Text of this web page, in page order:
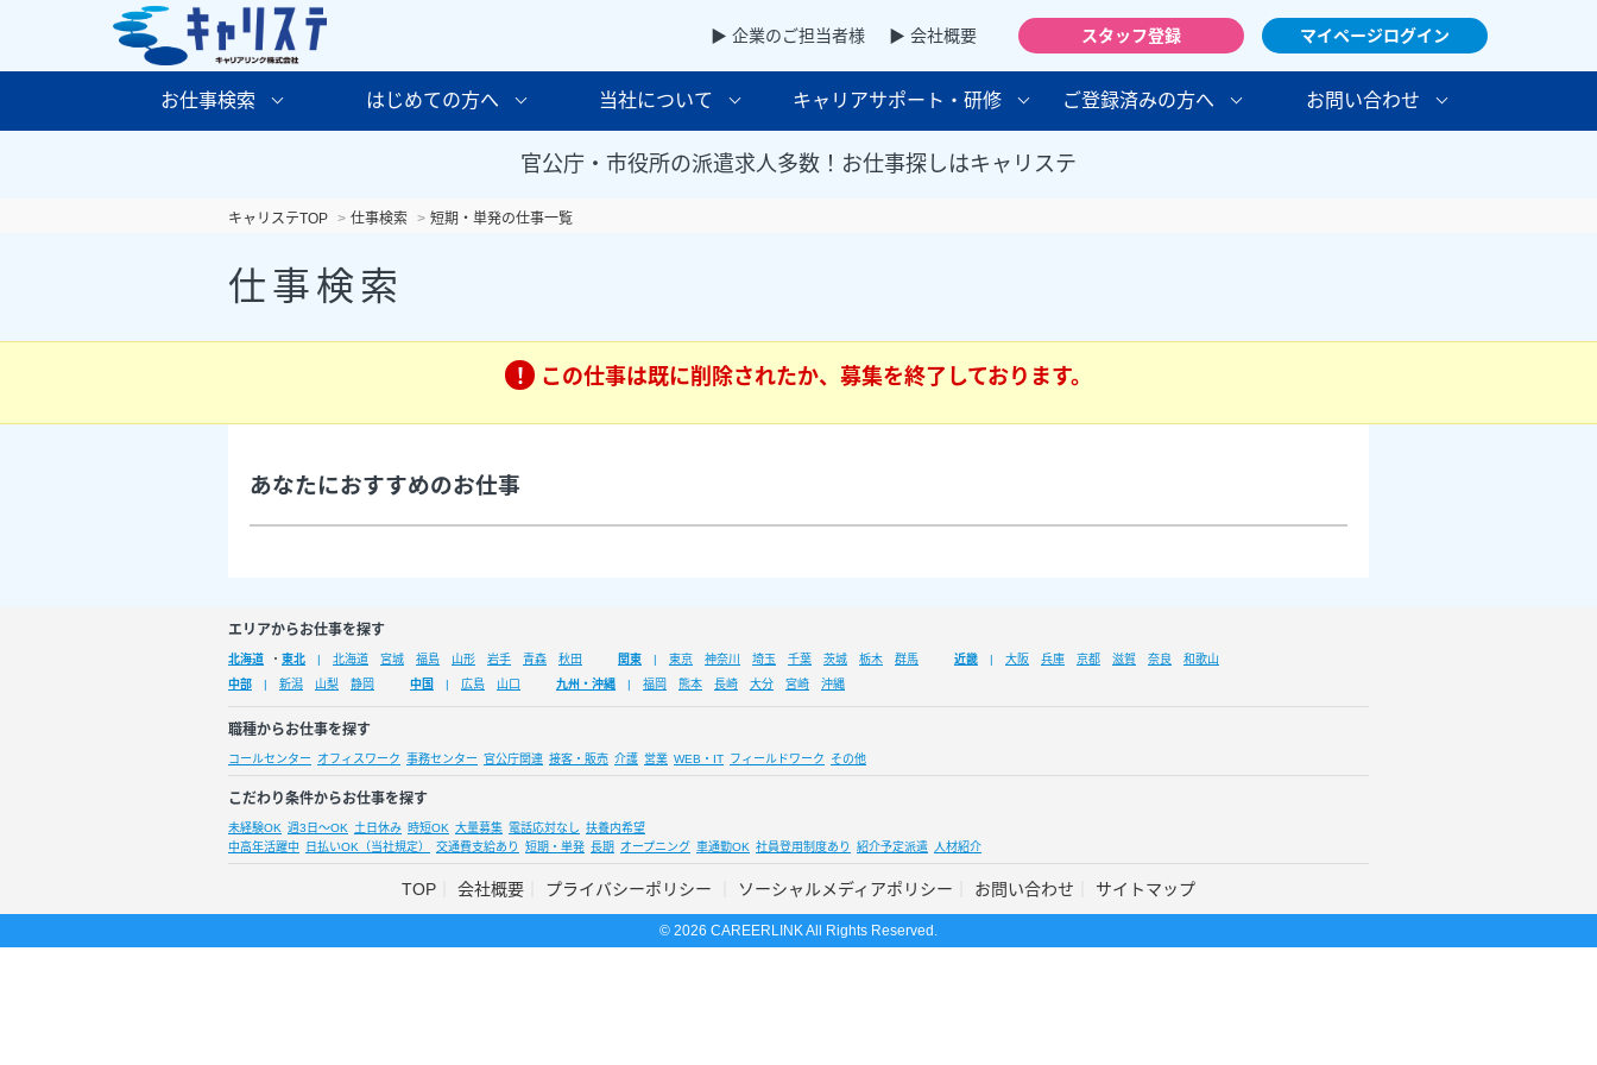
▶ 企業のご担当者様 ▶ 会社概要 スタッフ登録 マイページログイン
お仕事検索 はじめての方へ 当社について キャリアサポート・研修 ご登録済みの方へ お問い合わせ
官公庁・市役所の派遣求人多数！お仕事探しはキャリステ
キャリステTOP 仕事検索 短期・単発の仕事一覧
仕事検索
この仕事は既に削除されたか、募集を終了しております。
あなたにおすすめのお仕事
エリアからお仕事を探す
北海道 ・ 東北 北海道 宮城 福島 山形 岩手 青森 秋田 関東 東京 神奈川 埼玉 千葉 茨城 栃木 群馬 近畿 大阪 兵庫 京都 滋賀 奈良
和歌山
中部
新潟 山梨 静岡 中国 広島 山口 九州・沖縄 福岡 熊本 長崎 大分 宮崎 沖縄
職種からお仕事を探す
コールセンター オフィスワーク 事務センター 官公庁関連 接客・販売 介護 営業 WEB・IT フィールドワーク その他
こだわり条件からお仕事を探す
未経験OK 週3日～OK 土日休み 時短OK 大量募集 電話応対なし 扶養内希望
中高年活躍中
日払いOK（当社規定） 交通費支給あり 短期・単発 長期 オープニング 車通勤OK 社員登用制度あり 紹介予定派遣 人材紹介
TOP 会社概要 プライバシーポリシー ソーシャルメディアポリシー お問い合わせ サイトマップ
© 2026 CAREERLINK All Rights Reserved.